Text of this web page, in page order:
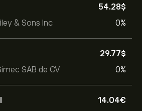
& Sons Inc
54.28‎$‎
0%
SAB de CV
29.77‎$‎
0%
14.04‎€‎